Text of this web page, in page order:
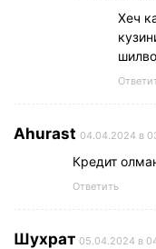
Хеч
Ahurast 04.04.2024 в
Кредит
Ответить
Шухрат 05.04.2024 в